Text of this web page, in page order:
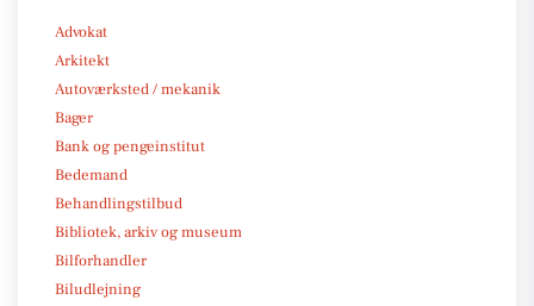
Advokat
Arkitekt
Autoværksted / mekanik
Bager
Bank og pengeinstitut
Bedemand
Behandlingstilbud
Bibliotek, arkiv og museum
Bilforhandler
Biludlejning